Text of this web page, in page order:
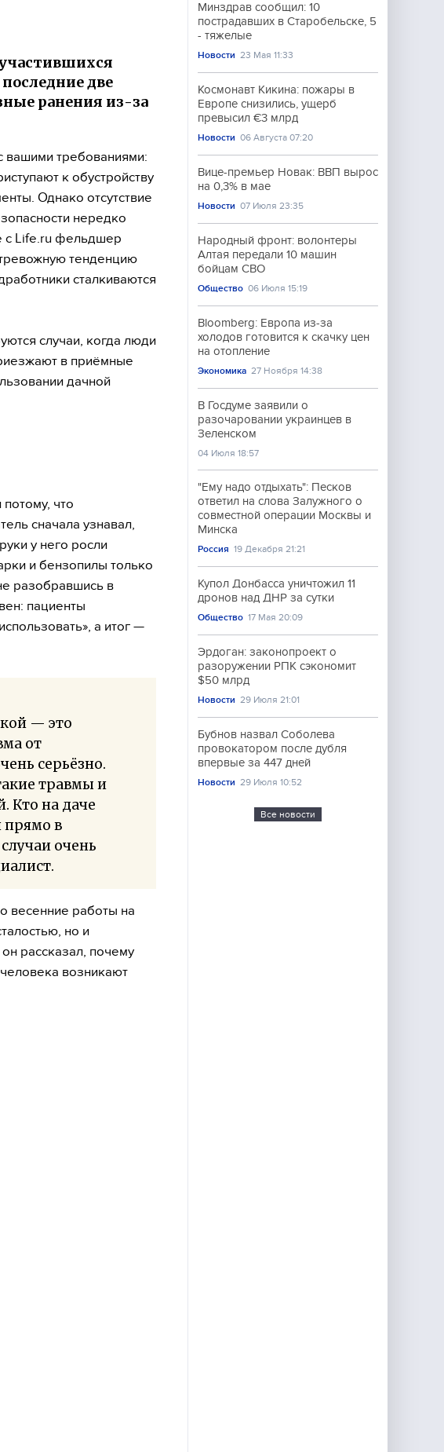
две
ранения из-за
вашими требованиями:
к обустройству
Однако отсутствие
нередко
с Life.ru фельдшер
тенденцию
сталкиваются
случаи, когда люди
в приёмные
дачной
что
сначала узнавал,
у него росли
и бензопилы только
разобравшись в
пациенты
а итог —
— это
от
серьёзно.
травмы и
Кто на даче
прямо в
очень
весенние работы на
но и
рассказал, почему
возникают
Минздрав сообщил: 10
пострадавших в Старобельске, 5
- тяжелые
Новости 23 Мая 11:33
Космонавт Кикина: пожары в
Европе снизились, ущерб
превысил €3 млрд
Новости 06 Августа 07:20
Вице-премьер Новак: ВВП вырос
на 0,3% в мае
Новости 07 Июля 23:35
Народный фронт: волонтеры
Алтая передали 10 машин
бойцам СВО
Общество 06 Июля 15:19
Bloomberg: Европа из-за
холодов готовится к скачку цен
на отопление
Экономика 27 Ноября 14:38
В Госдуме заявили о
разочаровании украинцев в
Зеленском
04 Июля 18:57
"Ему надо отдыхать": Песков
ответил на слова Залужного о
совместной операции Москвы и
Минска
Россия 19 Декабря 21:21
Купол Донбасса уничтожил 11
дронов над ДНР за сутки
Общество 17 Мая 20:09
Эрдоган: законопроект о
разоружении РПК сэкономит
$50 млрд
Новости 29 Июля 21:01
Бубнов назвал Соболева
провокатором после дубля
впервые за 447 дней
Новости 29 Июля 10:52
Все новости